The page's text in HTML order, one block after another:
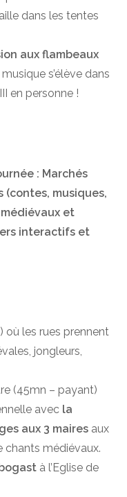
dans les tentes
aux flambeaux
s’élève dans
en personne !
: Marchés
(contes, musiques,
et
interactifs et
où les rues prennent
jongleurs,
(45mn – payant)
avec la
aux 3 maires aux
chants médiévaux.
à l’Eglise de